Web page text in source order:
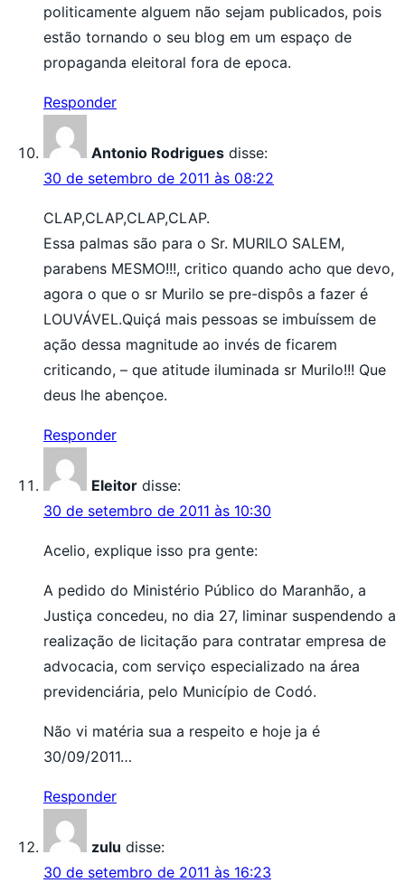
politicamente alguem não sejam publicados, pois
estão tornando o seu blog em um espaço de
propaganda eleitoral fora de epoca.
Responder
Antonio Rodrigues disse:
30 de setembro de 2011 às 08:22
CLAP,CLAP,CLAP,CLAP.
Essa palmas são para o Sr. MURILO SALEM,
parabens MESMO!!!, critico quando acho que devo,
agora o que o sr Murilo se pre-dispôs a fazer é
LOUVÁVEL.Quiçá mais pessoas se imbuíssem de
ação dessa magnitude ao invés de ficarem
criticando, – que atitude iluminada sr Murilo!!! Que
deus lhe abençoe.
Responder
Eleitor disse:
30 de setembro de 2011 às 10:30
Acelio, explique isso pra gente:
A pedido do Ministério Público do Maranhão, a
Justiça concedeu, no dia 27, liminar suspendendo a
realização de licitação para contratar empresa de
advocacia, com serviço especializado na área
previdenciária, pelo Município de Codó.
Não vi matéria sua a respeito e hoje ja é
30/09/2011…
Responder
zulu disse:
30 de setembro de 2011 às 16:23